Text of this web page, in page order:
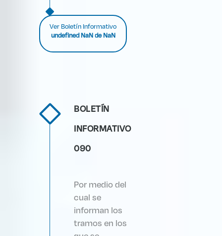
Ver Boletín Informativo
undefined NaN de NaN
BOLETÍN
INFORMATIVO
090
Por medio del
cual se
informan los
tramos en los